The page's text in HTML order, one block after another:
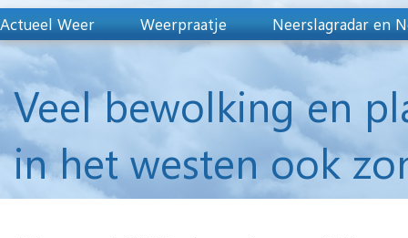
Actueel Weer Weerpraatje Neerslagradar en
Veel bewolking en
in het westen ook